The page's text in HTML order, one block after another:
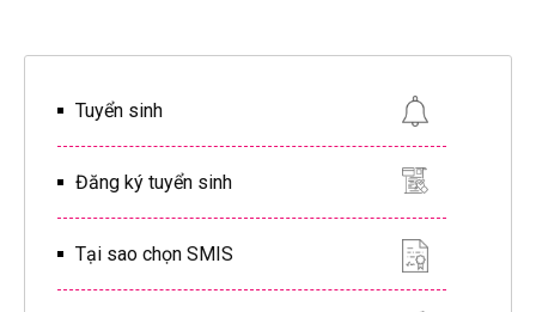
Tuyển sinh
Đăng ký tuyển sinh
Tại sao chọn SMIS